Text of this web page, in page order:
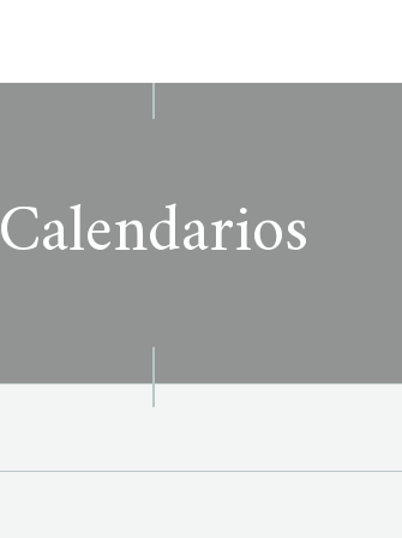
Calendarios